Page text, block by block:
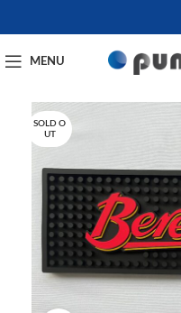
MENU
SOLD O
UT